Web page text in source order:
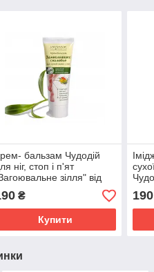
бальзам Чудодій
ніг, стоп і п'ят
зілля" від
торгової марки
Лабораторія"
₴
Купити
190